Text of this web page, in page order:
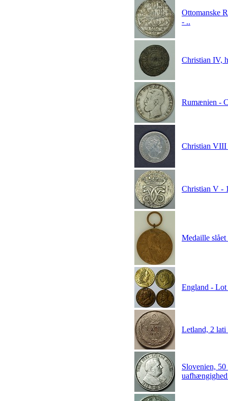
Ottomanske
- ..
Christian IV,
Rumænien -
Christian VIII
Christian V -
Medaille
England - Lot
Letland, 2
Slovenien,